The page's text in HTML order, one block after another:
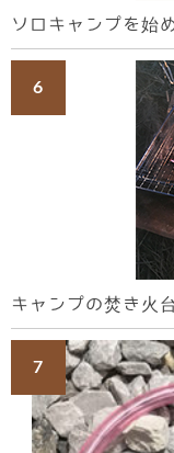
ソロキャンプを始
キャンプの焚き火